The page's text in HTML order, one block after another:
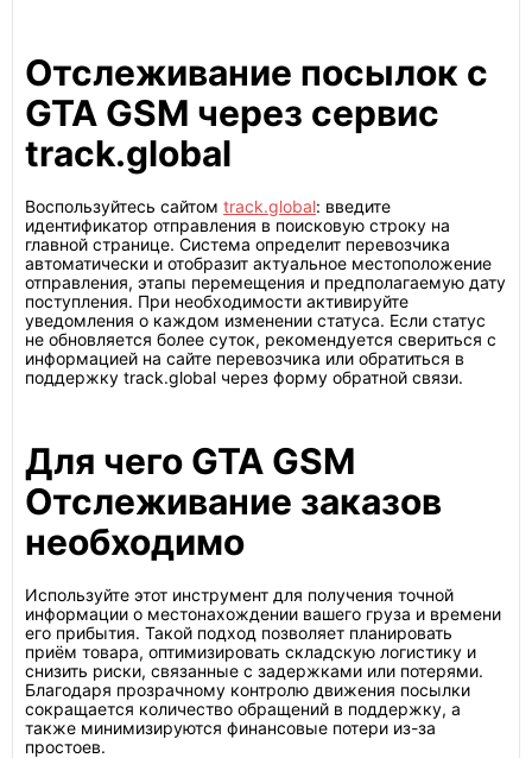
Отслеживание посылок с
GTA GSM через сервис
track.global
Воспользуйтесь сайтом track.global: введите
идентификатор отправления в поисковую строку на
главной странице. Система определит перевозчика
автоматически и отобразит актуальное местоположение
отправления, этапы перемещения и предполагаемую дату
поступления. При необходимости активируйте
уведомления о каждом изменении статуса. Если статус
не обновляется более суток, рекомендуется свериться с
информацией на сайте перевозчика или обратиться в
поддержку track.global через форму обратной связи.
Для чего GTA GSM
Отслеживание заказов
необходимо
Используйте этот инструмент для получения точной
информации о местонахождении вашего груза и времени
его прибытия. Такой подход позволяет планировать
приём товара, оптимизировать складскую логистику и
снизить риски, связанные с задержками или потерями.
Благодаря прозрачному контролю движения посылки
сокращается количество обращений в поддержку, а
также минимизируются финансовые потери из-за
простоев.